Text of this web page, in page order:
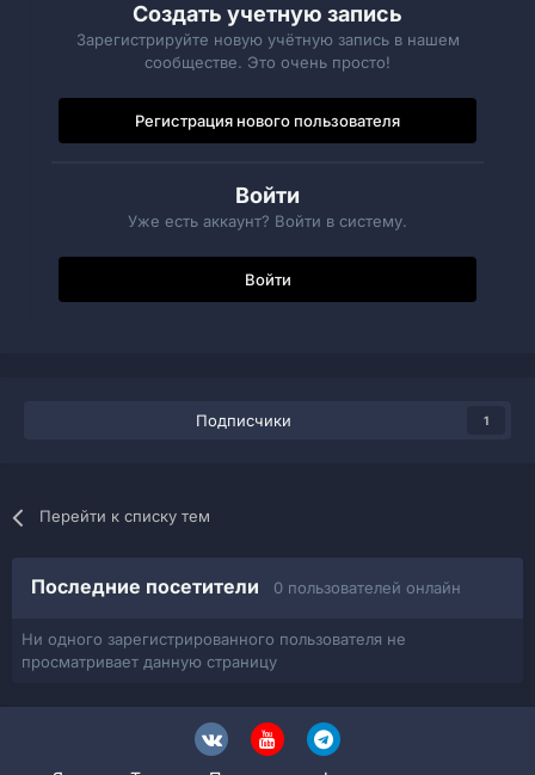
Создать учетную запись
Зарегистрируйте новую учётную запись в нашем
сообществе. Это очень просто!
Регистрация нового пользователя
Войти
Уже есть аккаунт? Войти в систему.
Войти
Подписчики 1
Перейти к списку тем
Последние посетители 0 пользователей онлайн
Ни одного зарегистрированного пользователя не
просматривает данную страницу